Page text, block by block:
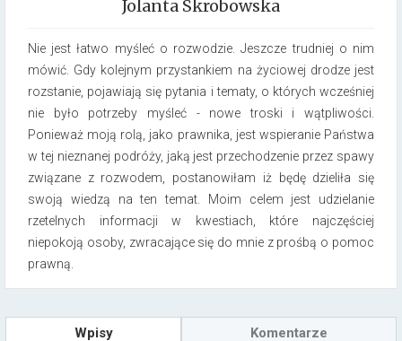
Jolanta Skrobowska
Nie jest łatwo myśleć o rozwodzie. Jeszcze trudniej o nim
mówić. Gdy kolejnym przystankiem na życiowej drodze jest
rozstanie, pojawiają się pytania i tematy, o których wcześniej
nie było potrzeby myśleć -­ nowe troski i wątpliwości.
Ponieważ moją rolą, jako prawnika, jest wspieranie Państwa
w tej nieznanej podróży, jaką jest przechodzenie przez spawy
związane z rozwodem, postanowiłam iż będę dzieliła się
swoją wiedzą na ten temat. Moim celem jest udzielanie
rzetelnych informacji w kwestiach, które najczęściej
niepokoją osoby, zwracające się do mnie z prośbą o pomoc
prawną.
Wpisy Komentarze